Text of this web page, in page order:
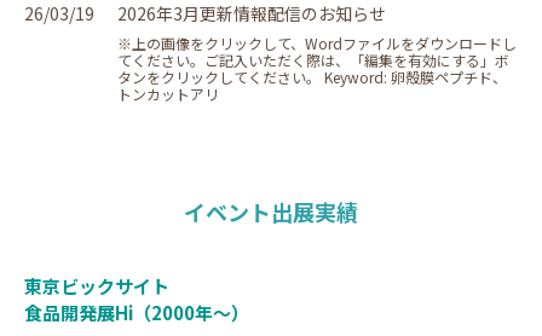
26/03/19 2026年3月更新情報配信のお知らせ
※上の画像をクリックして、Wordファイルをダウンロードし
てください。ご記入いただく際は、「編集を有効にする」ボ
タンをクリックしてください。 Keyword: 卵殻膜ペプチド、
トンカットアリ
イベント出展実績
東京ビックサイト
⾷品開発展Hi（2000年〜）